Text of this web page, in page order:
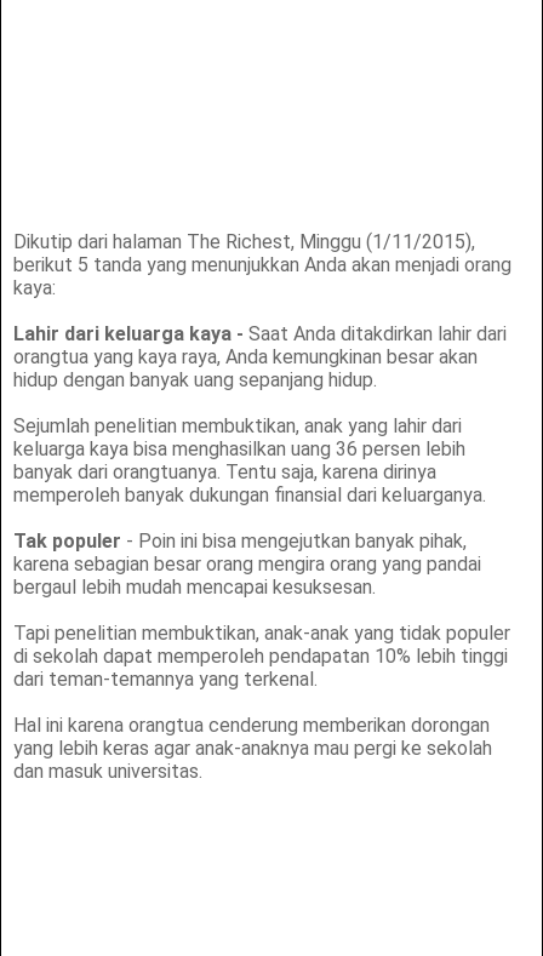
Dikutip dari halaman The Richest, Minggu (1/11/2015),
berikut 5 tanda yang menunjukkan Anda akan menjadi orang
kaya:
Lahir dari keluarga kaya -Saat Anda ditakdirkan lahir dari
orangtua yang kaya raya, Anda kemungkinan besar akan
hidup dengan banyak uang sepanjang hidup.
Sejumlah penelitian membuktikan, anak yang lahir dari
keluarga kaya bisa menghasilkan uang 36 persen lebih
banyak dari orangtuanya. Tentu saja, karena dirinya
memperoleh banyak dukungan finansial dari keluarganya.
Tak populer - Poin ini bisa mengejutkan banyak pihak,
karena sebagian besar orang mengira orang yang pandai
bergaul lebih mudah mencapai kesuksesan.
Tapi penelitian membuktikan, anak-anak yang tidak populer
di sekolah dapat memperoleh pendapatan 10% lebih tinggi
dari teman-temannya yang terkenal.
Hal ini karena orangtua cenderung memberikan dorongan
yang lebih keras agar anak-anaknya mau pergi ke sekolah
dan masuk universitas.